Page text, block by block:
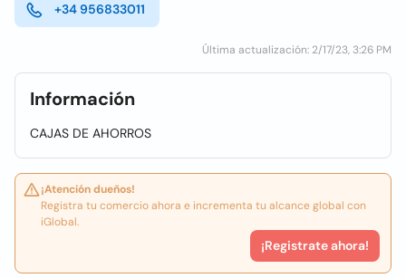
+34 956833011
Última actualización: 2/17/23, 3:26 PM
Información
CAJAS DE AHORROS
¡Atención dueños!
Registra tu comercio ahora e incrementa tu alcance global con
iGlobal.
¡Registrate ahora!